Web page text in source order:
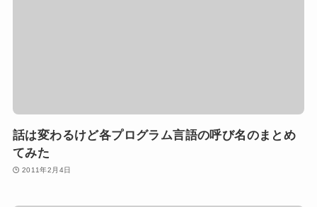
話は変わるけど各プログラム言語の呼び名のまとめ
てみた
2011年2月4日